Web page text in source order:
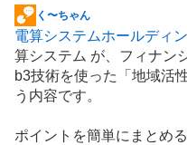
掲
示
板
記
事
く〜ちゃん
電算システムホールディ
算システム が、フィナン
b3技術を使った「地域活
う内容です。
ポイントを簡単にまとめる